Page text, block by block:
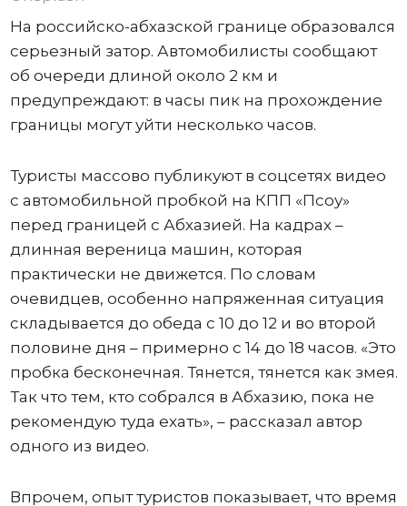
На российско-абхазской границе образовался
серьезный затор. Автомобилисты сообщают
об очереди длиной около 2 км и
предупреждают: в часы пик на прохождение
границы могут уйти несколько часов.
Туристы массово публикуют в соцсетях видео
с автомобильной пробкой на КПП «Псоу»
перед границей с Абхазией. На кадрах –
длинная вереница машин, которая
практически не движется. По словам
очевидцев, особенно напряженная ситуация
складывается до обеда с 10 до 12 и во второй
половине дня – примерно с 14 до 18 часов. «Это
пробка бесконечная. Тянется, тянется как змея.
Так что тем, кто собрался в Абхазию, пока не
рекомендую туда ехать», – рассказал автор
одного из видео.
Впрочем, опыт туристов показывает, что время